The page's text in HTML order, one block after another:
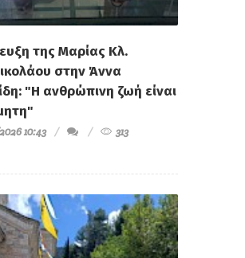
της Μαρίας Κλ.
στην Άννα
"Η ανθρώπινη ζωή είναι
10:43 313